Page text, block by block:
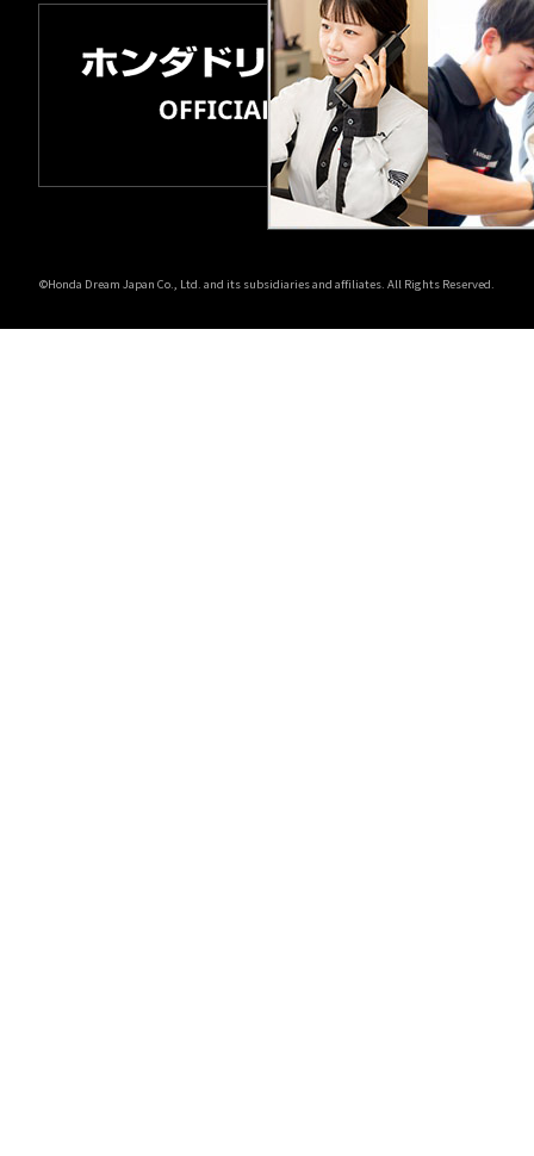
©Honda Dream Japan Co., Ltd. and its subsidiaries and affiliates. All Rights Reserved.